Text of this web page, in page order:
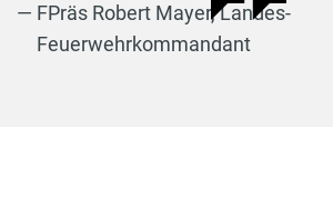
FPräs Robert Mayer, Landes-
Feuerwehrkommandant